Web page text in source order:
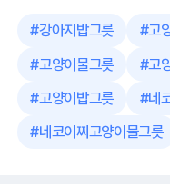
#강아지밥그릇 #고
#고양이물그릇 #고
#고양이밥그릇 #네
#네코이찌고양이물그릇